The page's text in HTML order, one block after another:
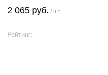
2 065 руб. / шт
Рейтинг: